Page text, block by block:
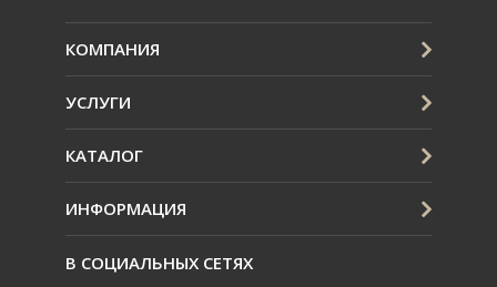
КОМПАНИЯ
УСЛУГИ
КАТАЛОГ
ИНФОРМАЦИЯ
В СОЦИАЛЬНЫХ СЕТЯХ